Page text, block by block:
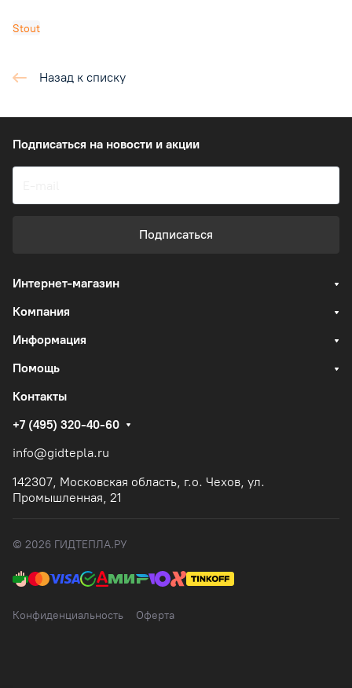
Stout
Назад к списку
Подписаться на новости и акции
Подписаться
Интернет-магазин
Компания
Информация
Помощь
Контакты
+7 (495) 320-40-60
info@gidtepla.ru
142307, Московская область, г.о. Чехов, ул.
Промышленная, 21
© 2026 ГИДТЕПЛА.РУ
Конфиденциальность Оферта